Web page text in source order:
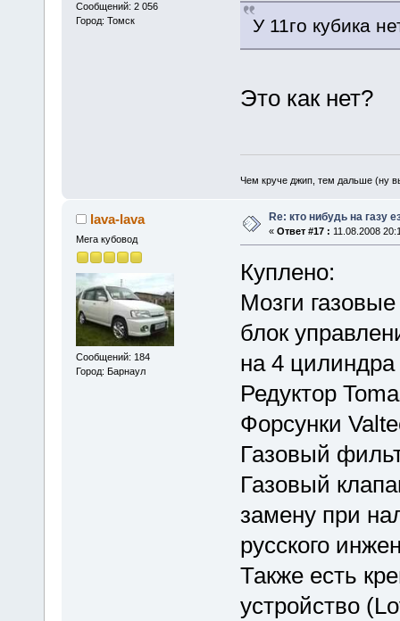
Сообщений: 2 056
Город: Томск
У 11го кубика
Это как нет?
Чем круче джип, тем дальше (ну
lava-lava
Мега кубовод
Сообщений: 184
Город: Барнаул
Re: кто нибудь на газу
« Ответ #17 : 11.08.2008
Куплено:
Мозги
блок
на 4
Редуктор
Форсунки
Газовый
Газовый
замену при
русского
Также есть
устройство